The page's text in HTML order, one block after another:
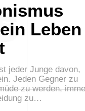
Leben
jeder Junge davon,
Jeden Gegner zu
zu werden,
zu…